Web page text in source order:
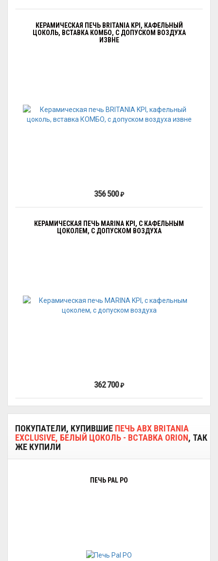
КЕРАМИЧЕСКАЯ ПЕЧЬ BRITANIA KPI, КАФЕЛЬНЫЙ
ЦОКОЛЬ, ВСТАВКА КОМБО, С ДОПУСКОМ ВОЗДУХА
ИЗВНЕ
356 500₽
КЕРАМИЧЕСКАЯ ПЕЧЬ MARINA KPI, С КАФЕЛЬНЫМ
ЦОКОЛЕМ, С ДОПУСКОМ ВОЗДУХА
362 700₽
ПОКУПАТЕЛИ, КУПИВШИЕ ПЕЧЬ ABX BRITANIA
EXCLUSIVE, БЕЛЫЙ ЦОКОЛЬ - ВСТАВКА ORION, ТАК
ЖЕ КУПИЛИ
ПЕЧЬ PAL PO